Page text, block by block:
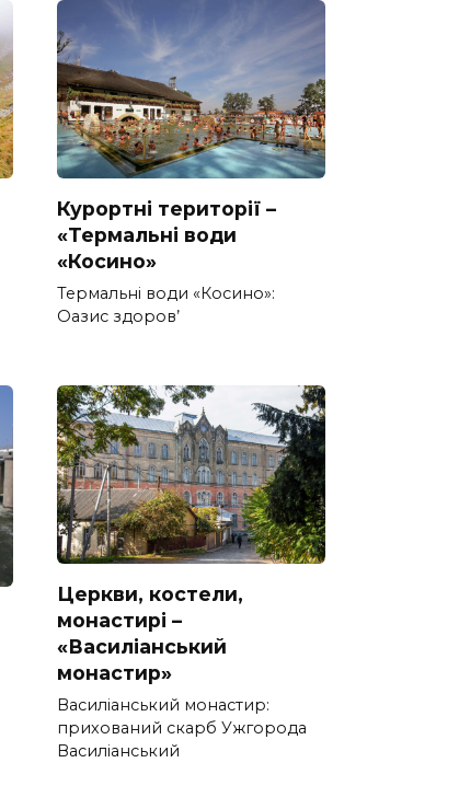
Курортні території –
«Термальні води
«Косино»
Термальні води «Косино»:
Оазис здоров’
Церкви, костели,
монастирі –
«Василіанський
монастир»
Василіанський монастир:
прихований скарб Ужгорода
Василіанський